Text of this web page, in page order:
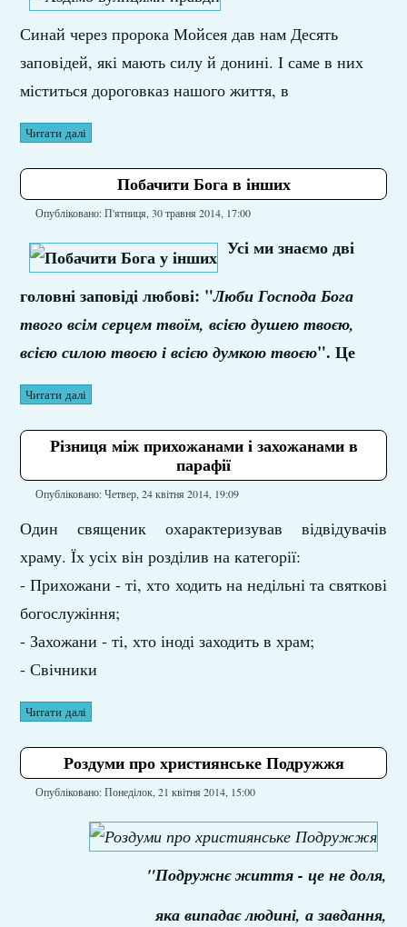
Синай через пророка Мойсея дав нам Десять
заповідей, які мають силу й донині. І саме в них
міститься дороговказ нашого життя, в
Читати далі
Побачити Бога в інших
Опубліковано: П'ятниця, 30 травня 2014, 17:00
Усі ми знаємо дві
головні заповіді любові: "Люби Господа Бога
твого всім серцем твоїм, всією душею твоєю,
всією силою твоєю і всією думкою твоєю". Це
Читати далі
Різниця між прихожанами і захожанами в
парафії
Опубліковано: Четвер, 24 квітня 2014, 19:09
Один священик охарактеризував відвідувачів
храму. Їх усіх він розділив на категорії:
- Прихожани - ті, хто ходить на недільні та святкові
богослужіння;
- Захожани - ті, хто іноді заходить в храм;
- Свічники
Читати далі
Роздуми про християнське Подружжя
Опубліковано: Понеділок, 21 квітня 2014, 15:00
"Подружнє життя - це не доля,
яка випадає людині, а завдання,